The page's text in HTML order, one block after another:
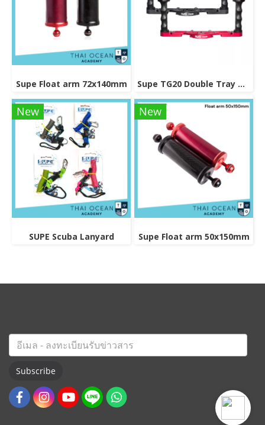
Supe Float arm 72x140mm Supe TG20 Double Tray Grip
New
SUPE Scuba Lanyard
New
Supe Float arm 50x150mm
Subscribe